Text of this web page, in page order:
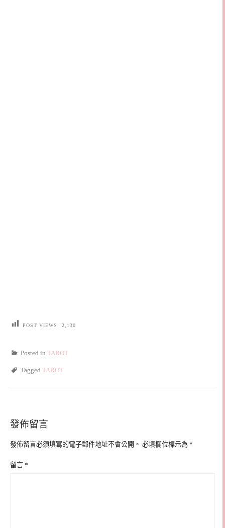
POST VIEWS: 2,130
Posted in TAROT
Tagged TAROT
發佈留言
發佈留言必須填寫的電子郵件地址不會公開。 必填欄位標示為 *
留言 *